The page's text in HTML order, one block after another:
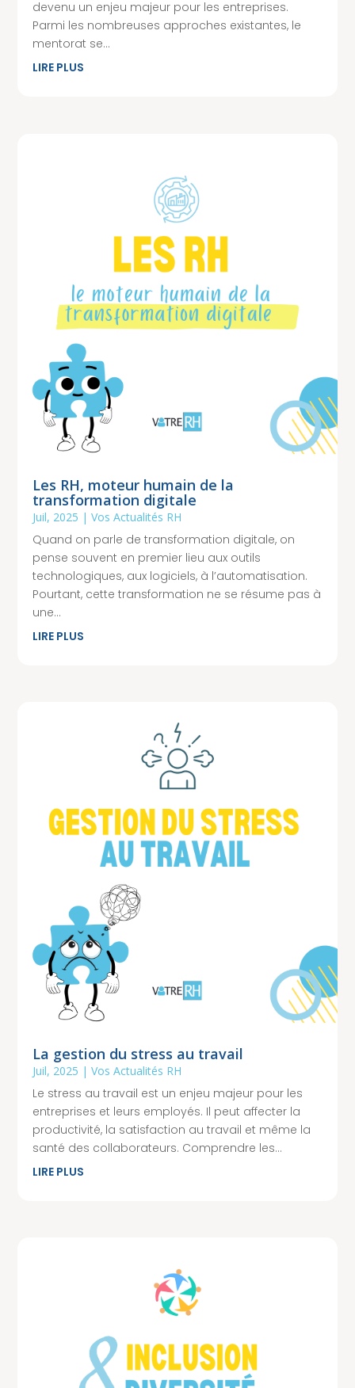
devenu un enjeu majeur pour les entreprises.
Parmi les nombreuses approches existantes, le
mentorat se...
LIRE PLUS
Les RH, moteur humain de la
transformation digitale
Juil, 2025 |Vos Actualités RH
Quand on parle de transformation digitale, on
pense souvent en premier lieu aux outils
technologiques, aux logiciels, à l’automatisation.
Pourtant, cette transformation ne se résume pas à
une...
LIRE PLUS
La gestion du stress au travail
Juil, 2025 |Vos Actualités RH
Le stress au travail est un enjeu majeur pour les
entreprises et leurs employés. Il peut affecter la
productivité, la satisfaction au travail et même la
santé des collaborateurs. Comprendre les...
LIRE PLUS